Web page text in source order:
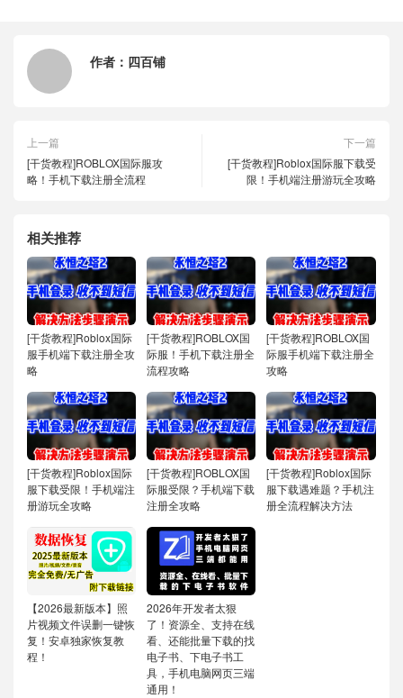
作者： 四百铺
上一篇
[干货教程]ROBLOX国际服攻
略！手机下载注册全流程
下一篇
[干货教程]Roblox国际服下载受
限！手机端注册游玩全攻略
相关推荐
[干货教程]Roblox国际
服手机端下载注册全攻
略
[干货教程]ROBLOX国
际服！手机下载注册全
流程攻略
[干货教程]ROBLOX国
际服手机端下载注册全
攻略
[干货教程]Roblox国际
服下载受限！手机端注
册游玩全攻略
[干货教程]ROBLOX国
际服受限？手机端下载
注册全攻略
[干货教程]Roblox国际
服下载遇难题？手机注
册全流程解决方法
【2026最新版本】照
片视频文件误删一键恢
复！安卓独家恢复教
程！
2026年开发者太狠
了！资源全、支持在线
看、还能批量下载的找
电子书、下电子书工
具，手机电脑网页三端
通用！